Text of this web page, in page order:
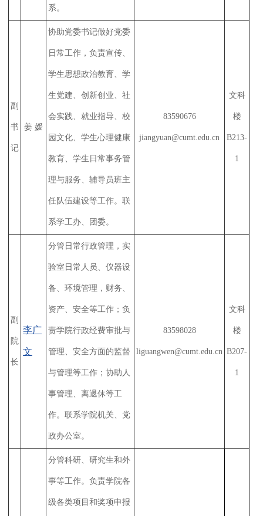
系 。
副
书
记
姜 媛
协助党委书记做好党委
日常工作，负责宣传、
学生思想政治教育、学
生党建、创新创业、社
会实践、就业指导、校
园文化、学生心理健康
教育、学生日常事务管
理与服务、辅导员班主
任队伍建设等工作。联
系学工办、团委。
83590676
jiangyuan@cumt.edu.cn
文科
楼
B213-
1
副
院
长
李广
文
分管日常行政管理，实
验室日常人员、仪器设
备、环境管理，财务、
资产、安全等工作；负
责学院行政经费审批与
管理、安全方面的监督
与管理等工作；协助人
事管理、离退休等工
作。联系学院机关、党
政办公室。
83598028
liguangwen@cumt.edu.cn
文科
楼
B207-
1
分管科研、研究生和外
事等工作。负责学院各
级各类项目和奖项申报